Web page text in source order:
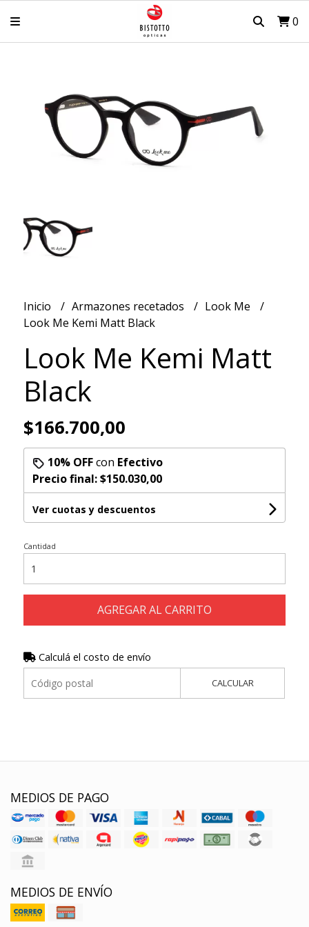
0
Inicio Armazones recetados
Look Me
Look Me Kemi Matt Black
Look Me Kemi Matt
Black
$166.700,00
10% OFFcon Efectivo
Precio final:$150.030,00
Ver cuotas y descuentos
Cantidad
AGREGAR AL CARRITO
Calculá el costo de envío
CALCULAR
MEDIOS DE PAGO
MEDIOS DE ENVÍO